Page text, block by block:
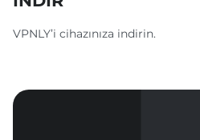
VPNLY’i cihazınıza indirin.